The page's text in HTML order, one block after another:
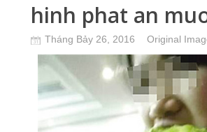
hinh phat an
Tháng Bảy 26, 2016 Original